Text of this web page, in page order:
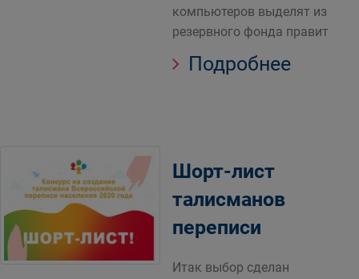
компьютеров выделят из
резервного фонда правит
Подробнее
Шорт-лист
талисманов
переписи
Итак выбор сделан